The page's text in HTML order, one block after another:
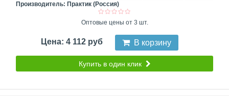
Производитель: Практик (Россия)
Оптовые цены от 3 шт.
Цена: 4 112 руб В корзину
Купить в один клик